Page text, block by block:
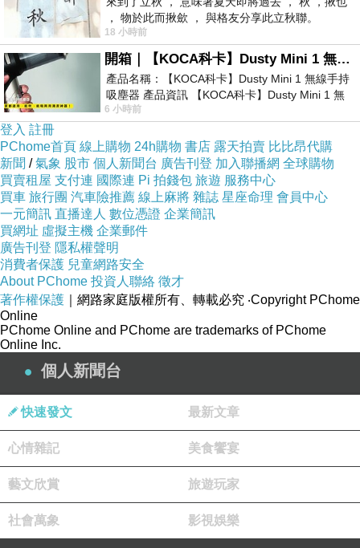
， 物於此而揪歛 ， 與格友分享此立秋聯。
18 小時前
開箱｜【KOCA科卡】Dusty Mini 1 無線手持吸塵器
產品名稱：【KOCA科卡】Dusty Mini 1 無線手持
吸塵器 產品資訊 【KOCA科卡】Dusty Mini 1 無
線手持吸塵器評語： 能吸、能吹兼具兩
6 小時前
登入 註冊
PChome首頁 線上購物 24h購物 書店 露天拍賣 比比昂代購
新聞 /氣象 股市 個人新聞台 廣告刊登 加入聯播網 全球購物
買賣租屋 支付連 國際連 Pi 拍錢包 旅遊 服務中心
買車 旅行團 汽車險推薦 線上麻將 雜誌 星座命理 會員中心
一元簡訊 直播達人 數位憑證 企業簡訊
買網址 虛擬主機 企業郵件
廣告刊登 隱私權聲明
消費者保護 兒童網路安全
About PChome 投資人聯絡 徵才
著作權保護 ｜網路家庭版權所有、轉載必究 ‧Copyright PChome
Online
PChome Online and PChome are trademarks of PChome
Online Inc.
個人新聞台
快速發文 最新文章
心情雜記 美食饗宴
藝文欣賞 旅遊玩家
社會萬象 影視娛樂